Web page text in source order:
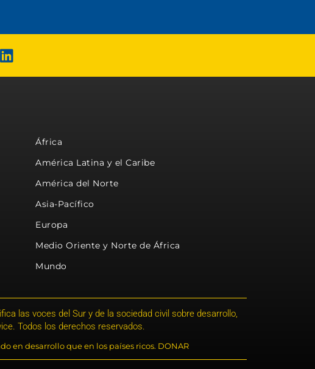
África
América Latina y el Caribe
América del Norte
Asia-Pacífico
Europa
Medio Oriente y Norte de África
Mundo
las voces del Sur y de la sociedad civil sobre desarrollo,
Todos los derechos reservados.
en desarrollo que en los países ricos. DONAR